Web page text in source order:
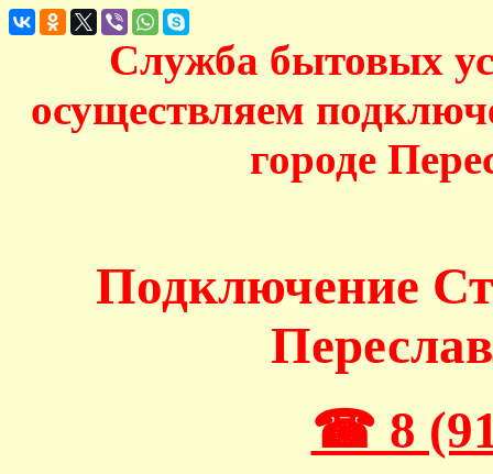
Служба бытовых
осуществляем
городе
Подключение
☎ 8